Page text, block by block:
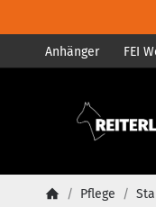
Anhänger FEI
/ Pflege /